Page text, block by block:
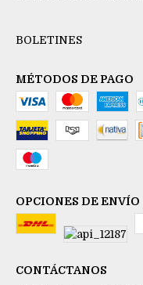
BOLETINES
MÉTODOS DE PAGO
OPCIONES DE ENVÍO
CONTÁCTANOS